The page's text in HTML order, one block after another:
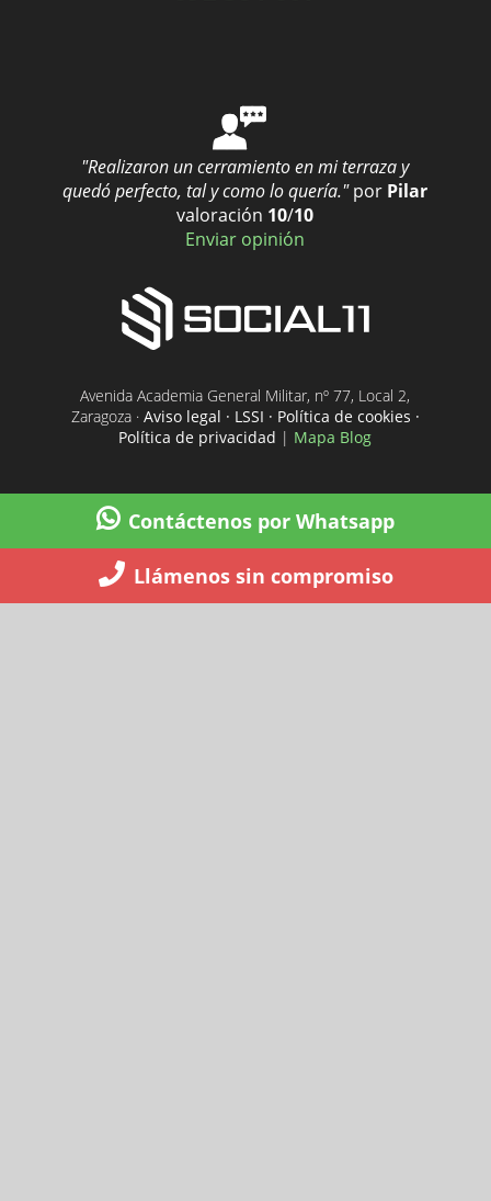
"Realizaron un cerramiento en mi terraza y
quedó perfecto, tal y como lo quería." por Pilar
valoración 10/10
Enviar opinión
Avenida Academia General Militar, nº 77, Local 2,
Zaragoza · Aviso legal · LSSI · Política de cookies ·
Política de privacidad | Mapa Blog
Contáctenos por Whatsapp
Llámenos sin compromiso